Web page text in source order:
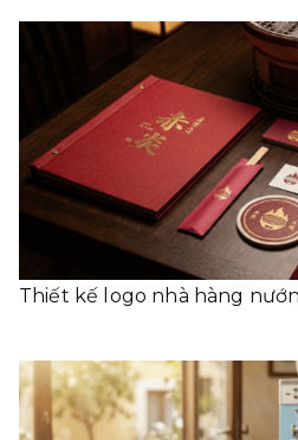
Thiết kế logo nhà hàng